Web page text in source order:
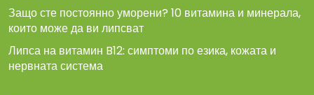
Защо сте постоянно уморени? 10 витамина и минерала,
които може да ви липсват
Липса на витамин B12: симптоми по езика, кожата и
нервната система